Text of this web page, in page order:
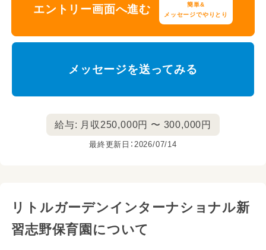
エントリー画面へ進む
簡単&
メッセージでやりとり
メッセージを送ってみる
給与: 月収250,000円 〜 300,000円
最終更新日：2026/07/14
リトルガーデンインターナショナル新
習志野保育園について